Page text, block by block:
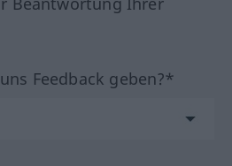
Feedback geben?*